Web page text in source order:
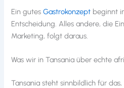
Ein gutesGastrokonzept beginnt
Entscheidung. Alles andere, die
Marketing, folgt daraus.
Was wir in Tansania über echte
Tansania steht sinnbildlich für